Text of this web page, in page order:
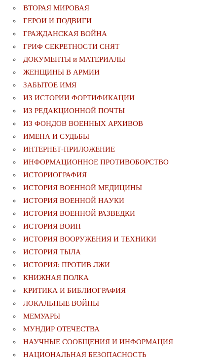
ВТОРАЯ МИРОВАЯ
ГЕРОИ И ПОДВИГИ
ГРАЖДАНСКАЯ ВОЙНА
ГРИФ СЕКРЕТНОСТИ СНЯТ
ДОКУМЕНТЫ и МАТЕРИАЛЫ
ЖЕНЩИНЫ В АРМИИ
ЗАБЫТОЕ ИМЯ
ИЗ ИСТОРИИ ФОРТИФИКАЦИИ
ИЗ РЕДАКЦИОННОЙ ПОЧТЫ
ИЗ ФОНДОВ ВОЕННЫХ АРХИВОВ
ИМЕНА И СУДЬБЫ
ИНТЕРНЕТ-ПРИЛОЖЕНИЕ
ИНФОРМАЦИОННОЕ ПРОТИВОБОРСТВО
ИСТОРИОГРАФИЯ
ИСТОРИЯ ВОЕННОЙ МЕДИЦИНЫ
ИСТОРИЯ ВОЕННОЙ НАУКИ
ИСТОРИЯ ВОЕННОЙ РАЗВЕДКИ
ИСТОРИЯ ВОИН
ИСТОРИЯ ВООРУЖЕНИЯ И ТЕХНИКИ
ИСТОРИЯ ТЫЛА
ИСТОРИЯ: ПРОТИВ ЛЖИ
КНИЖНАЯ ПОЛКА
КРИТИКА И БИБЛИОГРАФИЯ
ЛОКАЛЬНЫЕ ВОЙНЫ
МЕМУАРЫ
МУНДИР ОТЕЧЕСТВА
НАУЧНЫЕ СООБЩЕНИЯ И ИНФОРМАЦИЯ
НАЦИОНАЛЬНАЯ БЕЗОПАСНОСТЬ